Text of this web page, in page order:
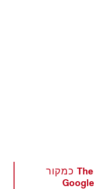
הגדר את The Portugal News כמקור